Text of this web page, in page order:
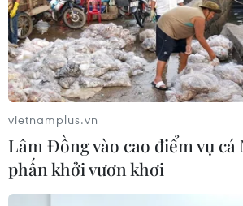
vietnamplus.vn
Lâm Đồng vào cao điểm vụ cá
phấn khởi vươn khơi